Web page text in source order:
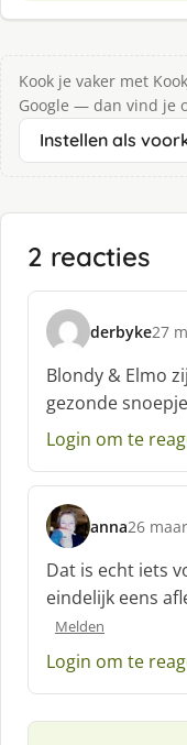
Kook je vaker met
Google — dan vind je
Instellen als
2 reacties
derbyke
s
c
h
r
e
f
27
Blondy & Elmo
gezonde
Login om te
anna
s
c
h
r
e
:
26
Dat is echt iets
eindelijk eens
Melden
Login om te